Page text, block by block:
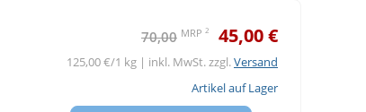
70,00 MRP 2 45,00 €
125,00 €/1 kg | inkl. MwSt. zzgl.Versand
Artikel auf Lager